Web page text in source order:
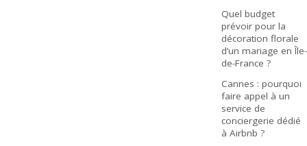
Quel budget
prévoir pour la
décoration florale
d’un mariage en Île-
de-France ?
Cannes : pourquoi
faire appel à un
service de
conciergerie dédié
à Airbnb ?